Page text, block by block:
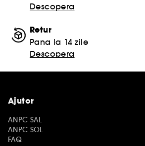
Descopera
Retur
Pana la 14 zile
Descopera
Ajutor
ANPC SAL
ANPC SOL
FAQ